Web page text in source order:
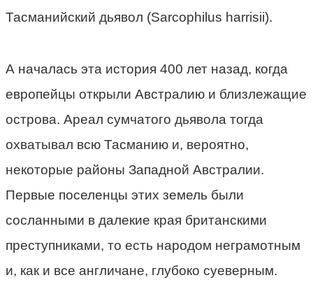
Тасманийский дьявол (Sarcophilus harrisii).
А началась эта история 400 лет назад, когда
европейцы открыли Австралию и близлежащие
острова. Ареал сумчатого дьявола тогда
охватывал всю Тасманию и, вероятно,
некоторые районы Западной Австралии.
Первые поселенцы этих земель были
сосланными в далекие края британскими
преступниками, то есть народом неграмотным
и, как и все англичане, глубоко суеверным.